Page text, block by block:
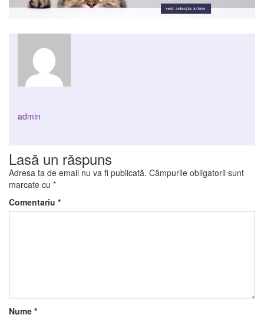
admin
Lasă un răspuns
Adresa ta de email nu va fi publicată. Câmpurile obligatorii sunt
marcate cu *
Comentariu *
Nume *